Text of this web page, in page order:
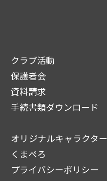
クラブ活動
保護者会
資料請求
手続書類ダウンロード
オリジナルキャラクター
くまぺろ
プライバシーポリシー